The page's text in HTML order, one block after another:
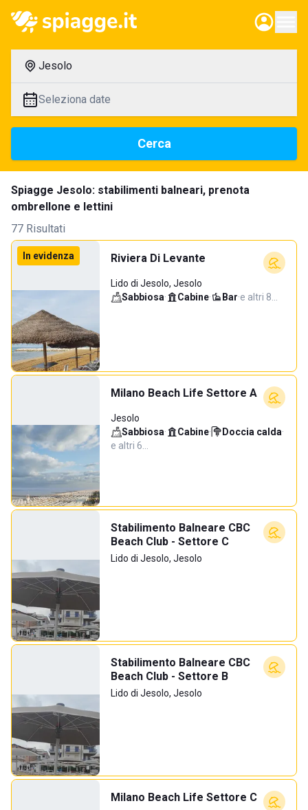
Jesolo
Seleziona date
Cerca
Spiagge Jesolo: stabilimenti balneari, prenota
ombrellone e lettini
77 Risultati
In evidenza Riviera Di Levante
Lido di Jesolo, Jesolo
Sabbiosa· Cabine· Bar·e altri 8…
Milano Beach Life Settore A
Jesolo
Sabbiosa· Cabine· Doccia calda·
e altri 6…
Stabilimento Balneare CBC
Beach Club - Settore C
Lido di Jesolo, Jesolo
Stabilimento Balneare CBC
Beach Club - Settore B
Lido di Jesolo, Jesolo
Milano Beach Life Settore C